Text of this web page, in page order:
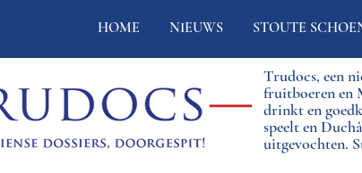
HOME NIEUWS STOUTE
Trudocs, een
fruitboeren en
drinkt en
speelt en
uitgevochten.